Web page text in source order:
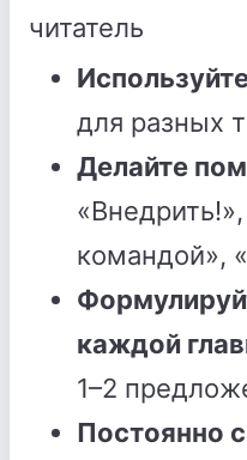
читатель
для разных
Делайте
командой»,
каждой
1–2
Постоянно